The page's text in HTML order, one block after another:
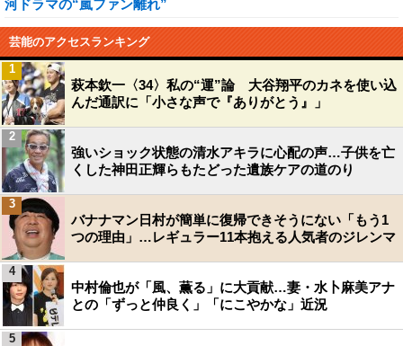
河ドラマの“嵐ファン離れ”
芸能のアクセスランキング
萩本欽一〈34〉私の“運”論 大谷翔平のカネを使い込
んだ通訳に「小さな声で『ありがとう』」
1
強いショック状態の清水アキラに心配の声…子供を亡
くした神田正輝らもたどった遺族ケアの道のり
2
バナナマン日村が簡単に復帰できそうにない「もう1
つの理由」…レギュラー11本抱える人気者のジレンマ
3
中村倫也が「風、薫る」に大貢献…妻・水卜麻美アナ
との「ずっと仲良く」「にこやかな」近況
4
5